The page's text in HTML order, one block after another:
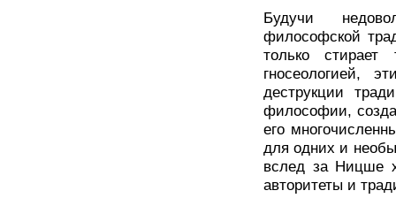
Будучи
философской
только стирает
гносеологией,
деструкции
философии,
его
для одних и
вслед за Ницше
авторитеты и